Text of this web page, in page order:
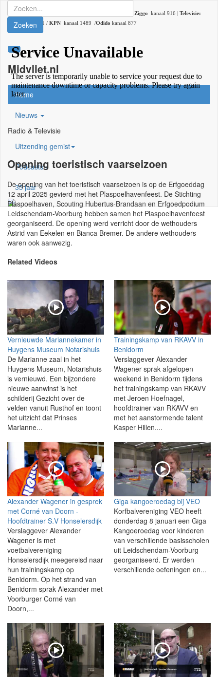
Ziggo kanaal 916 | Televisie:
Ziggo kanaal 41 / KPN kanaal 1489 /Odido kanaal 877
Midvliet.nl
×
Home
Nieuws
Radio & Televisie
Uitzending gemist
Podcasts
35 jaar
Zoeken
Opening toeristisch vaarseizoen
De opening van het toeristisch vaarseizoen is op de Erfgoeddag
12 april 2025 gevierd met het Plaspoelhavenfeest. De Stichting
Plaspoelhaven, Scouting Hubertus-Brandaan en Erfgoedpodium
Leidschendam-Voorburg hebben samen het Plaspoelhavenfeest
georganiseerd. De opening werd verricht door de wethouders
Astrid van Eekelen en Bianca Bremer. De andere wethouders
waren ook aanwezig.
Related Videos
Vernieuwde Mariannekamer in
Huygens Museum Notarishuis
De Marianne zaal in het
Huygens Museum, Notarishuis
is vernieuwd. Een bijzondere
nieuwe aanwinst is het
schilderij Gezicht over de
velden vanuit Rusthof en toont
het uitzicht dat Prinses
Marianne...
Trainingskamp van RKAVV in
Benidorm
Verslaggever Alexander
Wagener sprak afgelopen
weekend in Benidorm tijdens
het trainingskamp van RKAVV
met Jeroen Hoefnagel,
hoofdtrainer van RKAVV en
met het aanstormende talent
Kasper Hillen....
Alexander Wagener in gesprek
met Corné van Doorn -
Hoofdtrainer S.V Honselersdijk
Verslaggever Alexander
Wagener is met
voetbalvereniging
Honselersdijk meegereisd naar
hun trainingskamp op
Benidorm. Op het strand van
Benidorm sprak Alexander met
Voorburger Corné van
Doorn,...
Giga kangoeroedag bij VEO
Korfbalvereniging VEO heeft
donderdag 8 januari een Giga
Kangoeroedag voor kinderen
van verschillende basisscholen
uit Leidschendam-Voorburg
georganiseerd. Er werden
verschillende oefeningen en...